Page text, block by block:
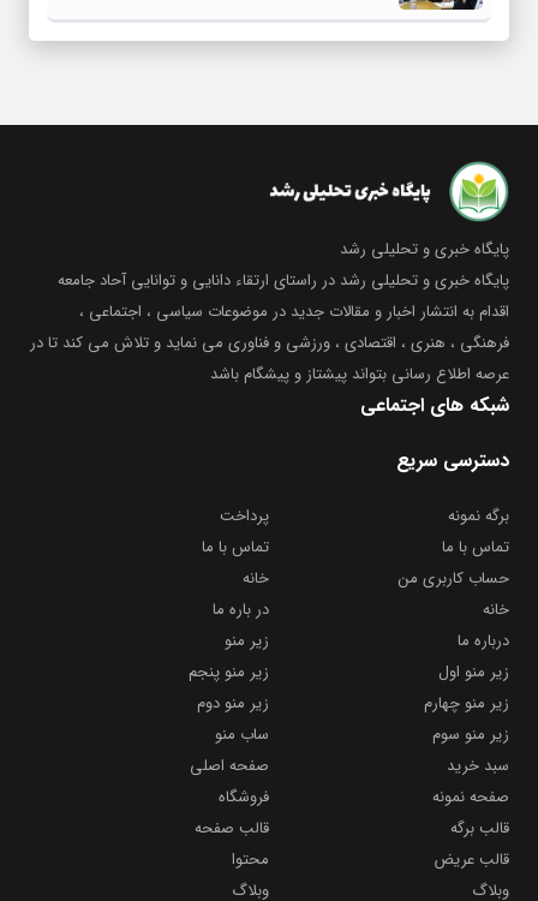
پایگاه خبری و تحلیلی رشد
پایگاه خبری و تحلیلی رشد در راستای ارتقاء دانایی و توانایی آحاد جامعه
اقدام به انتشار اخبار و مقالات جدید در موضوعات سیاسی ، اجتماعی ،
فرهنگی ، هنری ، اقتصادی ، ورزشی و فناوری می نماید و تلاش می کند تا در
عرصه اطلاع رسانی بتواند پیشتاز و پیشگام باشد
شبکه های اجتماعی
دسترسی سریع
برگه نمونه
پرداخت
تماس با ما
تماس با ما
حساب کاربری من
خانه
خانه
در باره ما
درباره ما
زیر منو
زیر منو اول
زیر منو پنجم
زیر منو چهارم
زیر منو دوم
زیر منو سوم
ساب منو
سبد خرید
صفحه اصلی
صفحه نمونه
فروشگاه
قالب برگه
قالب صفحه
قالب عریض
محتوا
وبلاگ
وبلاگ